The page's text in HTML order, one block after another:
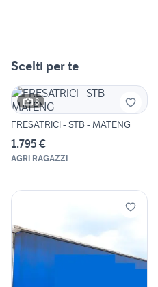
Scelti per te
8
FRESATRICI - STB - MATENG
1.795 €
AGRI RAGAZZI